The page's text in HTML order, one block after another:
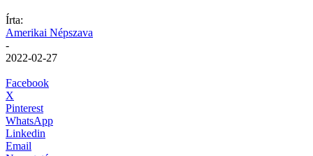
Írta:
Amerikai Népszava
-
2022-02-27
Facebook
X
Pinterest
WhatsApp
Linkedin
Email